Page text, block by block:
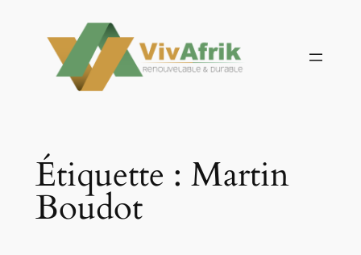
contenu
Étiquette : Martin
Boudot